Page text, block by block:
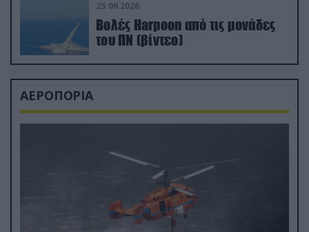
25.06.2026
Βολές Harpoon από τις μονάδες
του ΠΝ (βίντεο)
ΑΕΡΟΠΟΡΙΑ